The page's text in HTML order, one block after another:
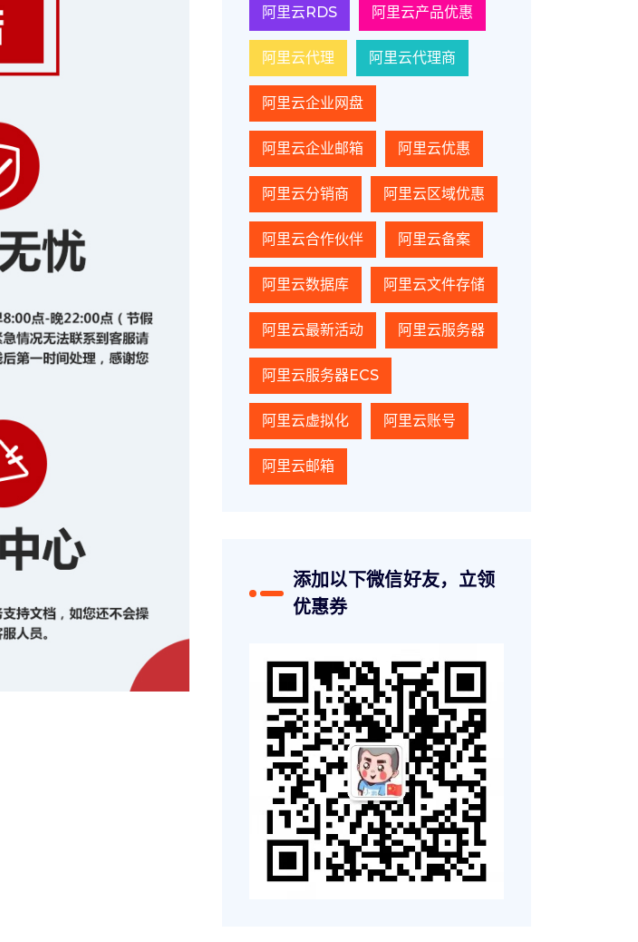
阿里云RDS 阿里云产品优惠
阿里云代理 阿里云代理商
阿里云企业网盘
阿里云企业邮箱 阿里云优惠
阿里云分销商 阿里云区域优惠
阿里云合作伙伴 阿里云备案
阿里云数据库 阿里云文件存储
阿里云最新活动 阿里云服务器
阿里云服务器ECS
阿里云虚拟化 阿里云账号
阿里云邮箱
添加以下微信好友，立领
优惠券